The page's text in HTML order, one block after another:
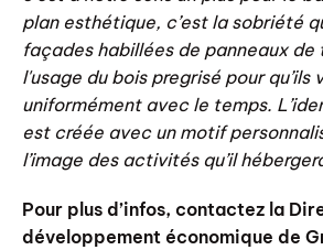
plan esthétique, c’est la sobriété
façades habillées de panneaux
l'usage du bois pregrisé pour qu’ils
uniformément avec le temps.
est créée avec un motif
l’image des activités qu’il
Pour plus d’infos, contactez la
développement économique de